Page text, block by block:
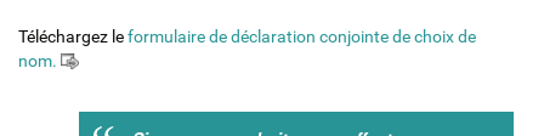
Téléchargez leformulaire de déclaration conjointe de choix de
nom.